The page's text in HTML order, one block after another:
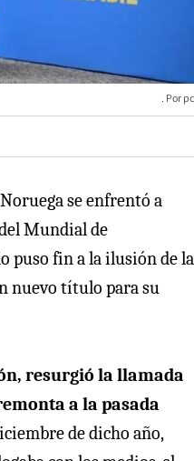
pc
se enfrentó a
Mundial de
puso fin a la ilusión de la
nuevo título para su
resurgió la llamada
a la pasada
de dicho año,